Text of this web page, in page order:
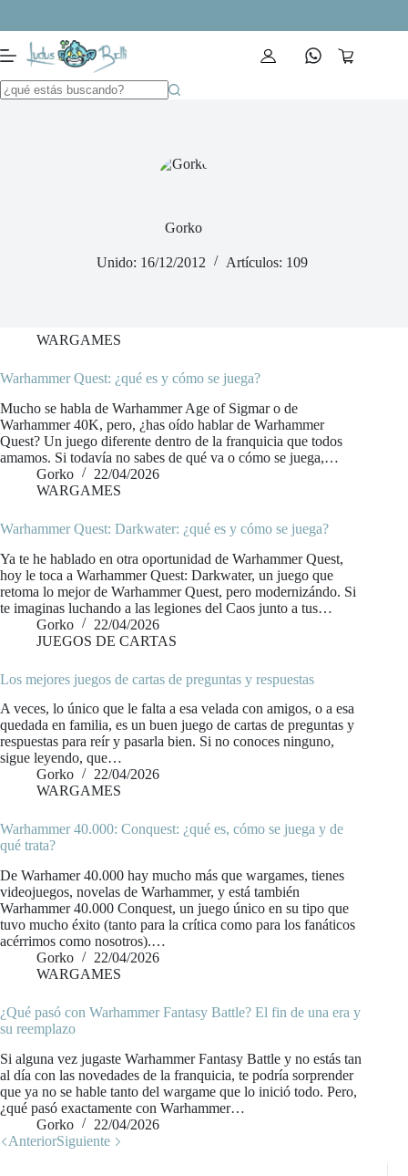
contenido
Carro
Gorko
Unido: 16/12/2012 Artículos: 109
WARGAMES
Warhammer Quest: ¿qué es y cómo se juega?
Mucho se habla de Warhammer Age of Sigmar o de
Warhammer 40K, pero, ¿has oído hablar de Warhammer
Quest? Un juego diferente dentro de la franquicia que todos
amamos. Si todavía no sabes de qué va o cómo se juega,…
Gorko
22/04/2026
WARGAMES
Warhammer Quest: Darkwater: ¿qué es y cómo se juega?
Ya te he hablado en otra oportunidad de Warhammer Quest,
hoy le toca a Warhammer Quest: Darkwater, un juego que
retoma lo mejor de Warhammer Quest, pero modernizándo. Si
te imaginas luchando a las legiones del Caos junto a tus…
Gorko
22/04/2026
JUEGOS DE CARTAS
Los mejores juegos de cartas de preguntas y respuestas
A veces, lo único que le falta a esa velada con amigos, o a esa
quedada en familia, es un buen juego de cartas de preguntas y
respuestas para reír y pasarla bien. Si no conoces ninguno,
sigue leyendo, que…
Gorko
22/04/2026
WARGAMES
Warhammer 40.000: Conquest: ¿qué es, cómo se juega y de
qué trata?
De Warhamer 40.000 hay mucho más que wargames, tienes
videojuegos, novelas de Warhammer, y está también
Warhammer 40.000 Conquest, un juego único en su tipo que
tuvo mucho éxito (tanto para la crítica como para los fanáticos
acérrimos como nosotros).…
Gorko
22/04/2026
WARGAMES
¿Qué pasó con Warhammer Fantasy Battle? El fin de una era y
su reemplazo
Si alguna vez jugaste Warhammer Fantasy Battle y no estás tan
al día con las novedades de la franquicia, te podría sorprender
que ya no se hable tanto del wargame que lo inició todo. Pero,
¿qué pasó exactamente con Warhammer…
Gorko
22/04/2026
AnteriorSiguiente